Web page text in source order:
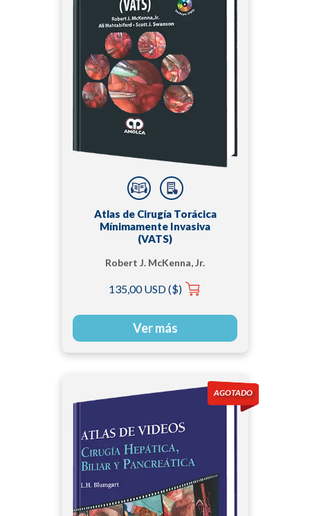
Atlas de Cirugía Torácica
Mínimamente Invasiva
(VATS)
Robert J. McKenna, Jr.
135,00 USD ($)
Ver más